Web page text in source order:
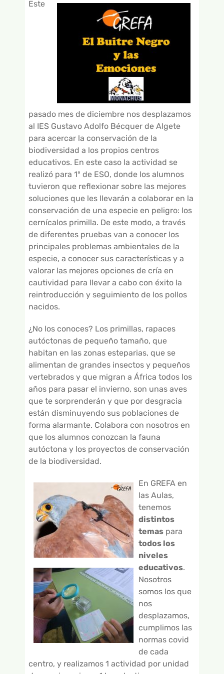
GALERÍA DE VÍDEOS
Este
pasado mes de diciembre nos desplazamos
al IES Gustavo Adolfo Bécquer de Algete
para acercar la conservación de la
biodiversidad a los propios centros
educativos. En este caso la actividad se
realizó para 1º de ESO, donde los alumnos
tuvieron que reflexionar sobre las mejores
soluciones que les llevarán a colaborar en la
conservación de una especie en peligro: los
cernícalos primilla. De este modo, a través
de diferentes pruebas van a conocer los
principales problemas ambientales de la
especie, a conocer sus características y a
valorar las mejores opciones de cría en
cautividad para llevar a cabo con éxito la
reintroducción y seguimiento de los pollos
nacidos.
¿No los conoces? Los primillas, rapaces
autóctonas de pequeño tamaño, que
habitan en las zonas esteparias, que se
alimentan de grandes insectos y pequeños
vertebrados y que migran a África todos los
años para pasar el invierno, son unas aves
que te sorprenderán y que por desgracia
están disminuyendo sus poblaciones de
forma alarmante. Colabora con nosotros en
que los alumnos conozcan la fauna
autóctona y los proyectos de conservación
de la biodiversidad.
En GREFA en
las Aulas,
tenemos
distintos
temas para
todos los
niveles
educativos.
Nosotros
somos los que
nos
desplazamos,
cumplimos las
normas covid
de cada
centro, y realizamos 1 actividad por unidad